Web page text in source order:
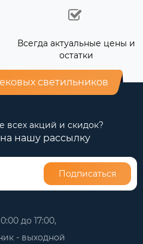
Всегда актуальные цены и
остатки
светильников
всех акций и скидок?
нашу рассылку
Подписаться
до 17:00,
- выходной